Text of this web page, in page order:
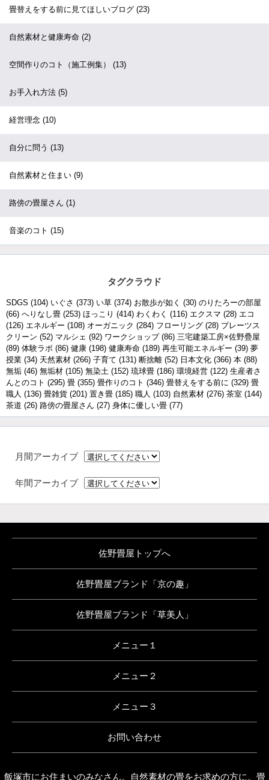
飯塚市にお住まいのみなさん。自然素材の畳をお求めの方に。畳
畳替えをする前に見てほしいブログ (23)
自然素材と健康寿命 (2)
空間作りのコト（施工例集） (13)
お手入れ方法 (5)
経営理念 (10)
自分に問う (13)
自然素材と住まい (9)
路傍の畳屋さん (1)
音楽のコト (15)
タグクラウド
SDGS (104) いぐさ (373) い草 (374) お散歩が如く (30) のりたろーの部屋
(66) へりなし畳 (253) ほっこり (414) わくわく (116) エクスマ (28) エコ
(126) エネルギー (108) オーガニック (284) フローリング (28) プレーツス
クリーン (52) マルシェ (92) ワークショップ(86) 三宅建築工房×佐野疊屋
(89) 体験ラボ (86) 健康 (198) 健康寿命 (189) 再生可能エネルギー (39) 夢
授業 (34) 天然素材 (266) 子育て (131) 断捨離 (52) 日本文化 (366) 本 (88)
無垢 (46) 無垢材 (105) 無染土 (152) 琉球畳 (186) 環境経営 (122) 生産者さ
んとのコト (295) 畳 (355) 畳作りのコト (346) 畳替えをする前に (329) 畳
職人 (136) 畳雑貨 (201) 置き畳 (185) 職人 (103) 自然素材 (276) 茶室 (144)
茶道 (26) 路傍の畳屋さん (27) 身体に優しい畳 (77)
月間アーカイブ
年間アーカイブ
佐野畳屋トップへ
佐野畳屋ブランド「京の趣」
佐野畳屋ブランド「草美人」
メニュー１
メニュー２
メニュー３
お問い合わせ